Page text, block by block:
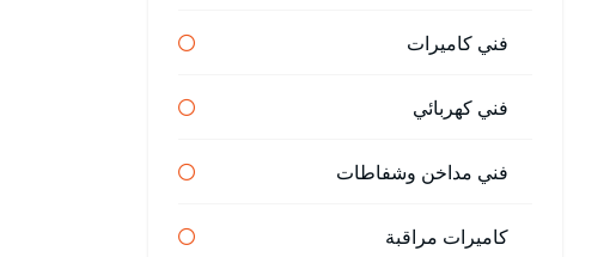
فني كاميرات
فني كهربائي
فني مداخن وشفاطات
كاميرات مراقبة